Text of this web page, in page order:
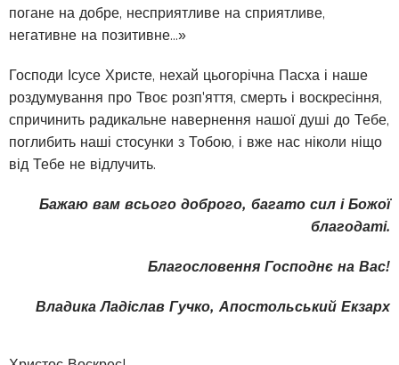
погане на добре, несприятливе на сприятливе,
негативне на позитивне...»
Господи Ісусе Христе, нехай цьогорічна Пасха і наше
роздумування про Твоє розп'яття, смерть і воскресіння,
спричинить радикальне навернення нашої душі до Тебе,
поглибить наші стосунки з Тобою, і вже нас ніколи ніщо
від Тебе не відлучить.
Бажаю вам всього доброго, багато сил і Божої
благодаті.
Благословення Господнє на Вас!
Владика Ладіслав Гучко, Апостольський Екзарх